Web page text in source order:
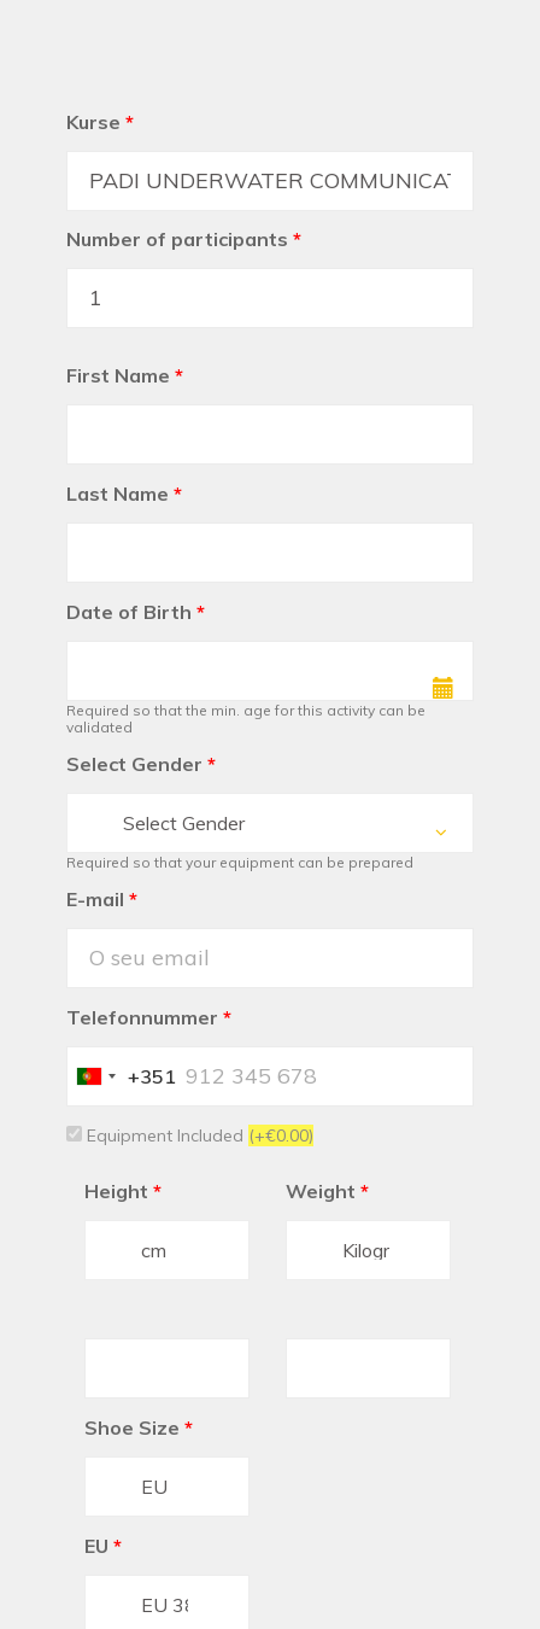
Kurse *
Number of participants *
First Name *
Last Name *
Date of Birth *
Required so that the min. age for this activity can be
validated
Select Gender *
Select Gender
Required so that your equipment can be prepared
E-mail *
Telefonnummer *
Portugal
+351
Equipment Included (+€0.00)
Height * Weight *
Shoe Size *
EU *